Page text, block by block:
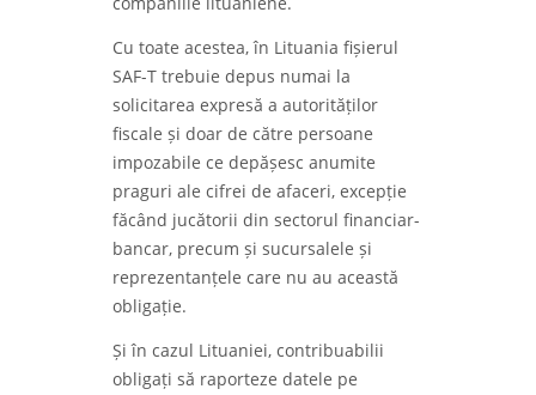
Cu toate acestea, în Lituania fișierul
SAF-T trebuie depus numai la
solicitarea expresă a autorităților
fiscale și doar de către persoane
impozabile ce depășesc anumite
praguri ale cifrei de afaceri, excepție
făcând jucătorii din sectorul financiar-
bancar, precum și sucursalele și
reprezentanțele care nu au această
obligație.
Și în cazul Lituaniei, contribuabilii
obligați să raporteze datele pe